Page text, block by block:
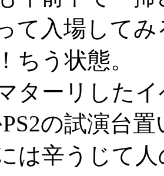
て入場してみ
ちう状態。
ターリした
の試演台
は辛うじて